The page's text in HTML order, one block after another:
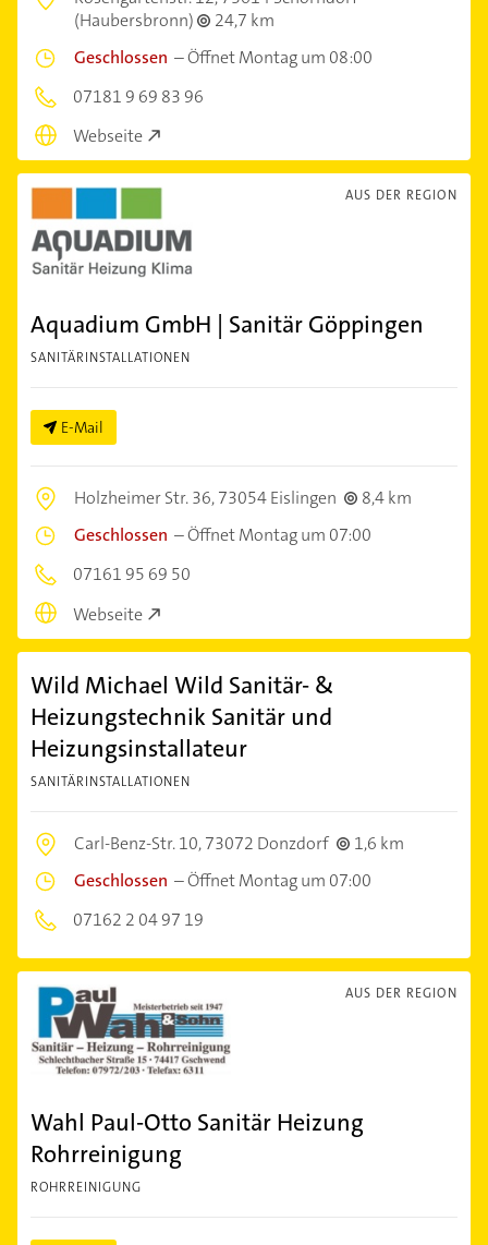
(Haubersbronn)
24,7 km
Geschlossen –Öffnet Montag um 08:00
07181 9 69 83 96
Webseite
AUS DER REGION
Aquadium GmbH | Sanitär Göppingen
SANITÄRINSTALLATIONEN
E-Mail
Holzheimer Str. 36,73054 Eislingen
8,4 km
Geschlossen –Öffnet Montag um 07:00
07161 95 69 50
Webseite
Wild Michael Wild Sanitär- &
Heizungstechnik Sanitär und
Heizungsinstallateur
SANITÄRINSTALLATIONEN
Carl-Benz-Str. 10,73072 Donzdorf
1,6 km
Geschlossen –Öffnet Montag um 07:00
07162 2 04 97 19
AUS DER REGION
Wahl Paul-Otto Sanitär Heizung
Rohrreinigung
ROHRREINIGUNG